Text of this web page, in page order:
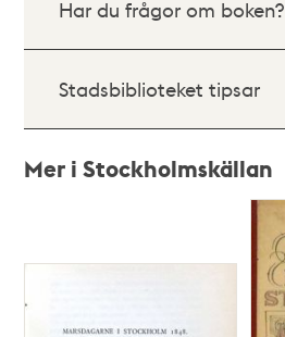
Har du frågor om boken?
Stadsbiblioteket tipsar
Mer i Stockholmskällan
och